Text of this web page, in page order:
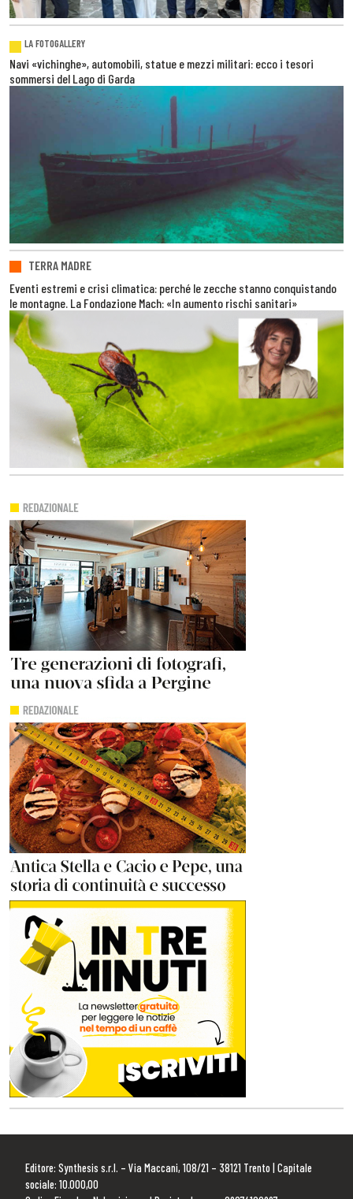
LA FOTOGALLERY
Navi «vichinghe», automobili, statue e mezzi militari: ecco i tesori
sommersi del Lago di Garda
TERRA MADRE
Eventi estremi e crisi climatica: perché le zecche stanno conquistando
le montagne. La Fondazione Mach: «In aumento rischi sanitari»
Editore: Synthesis s.r.l. – Via Maccani, 108/21 – 38121 Trento | Capitale
sociale: 10.000,00